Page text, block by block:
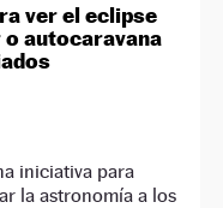
ver el eclipse
o autocaravana
iniciativa para
la astronomía a los